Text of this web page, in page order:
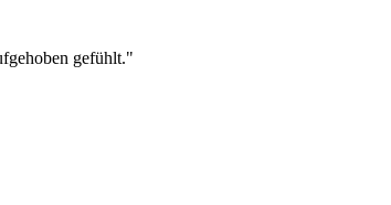
gefühlt."